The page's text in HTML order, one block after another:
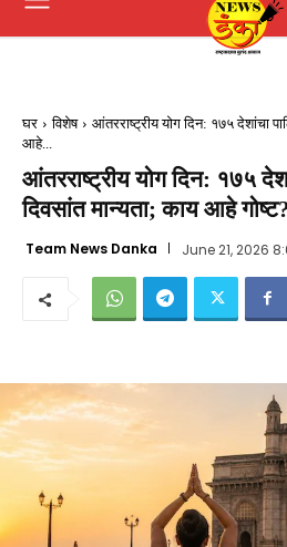
घर विशेष
आंतरराष्ट्रीय योग दिन: १७५ देशांचा
आहे...
आंतरराष्ट्रीय योग दिन: १७५
दिवसांत मान्यता; काय आहे
Team News Danka June 21, 2026